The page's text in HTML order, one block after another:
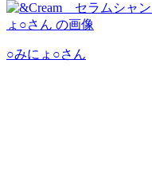
○みにょ○さん